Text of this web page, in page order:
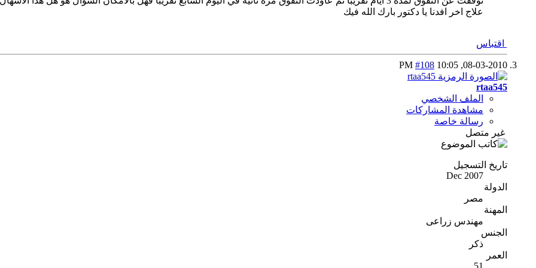
علاج اخر افدنا يا دكتور بارك الله فيك
اقتباس
08-03-2010,
10:05 PM
#108
rtaa545
الملف الشخصي
مشاهدة المشاركات
رسالة خاصة
غير متصل
تاريخ التسجيل
Dec 2007
الدولة
مصر
المهنة
مهندس زراعى
الجنس
ذكر
العمر
51